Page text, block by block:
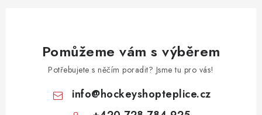
Pomůžeme vám s výběrem
Potřebujete s něčím poradit? Jsme tu pro vás!
info@hockeyshopteplice.cz